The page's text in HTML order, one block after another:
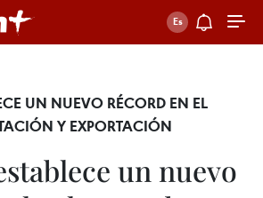
UN NUEVO RÉCORD EN EL
Y EXPORTACIÓN
un nuevo